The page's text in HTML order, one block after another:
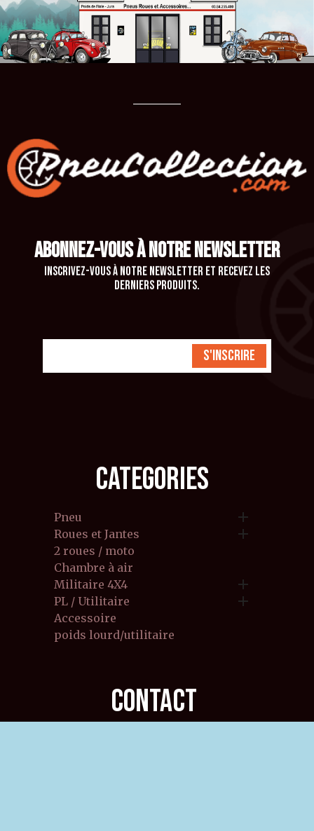
ABONNEZ-VOUS À NOTRE NEWSLETTER
Inscrivez-vous à notre newsletter et recevez les
derniers produits.
S'inscrire
CATEGORIES
Pneu 
Roues et Jantes 
2 roues / moto
Chambre à air
Militaire 4X4

PL / Utilitaire 
Accessoire
poids lourd/utilitaire
CONTACT